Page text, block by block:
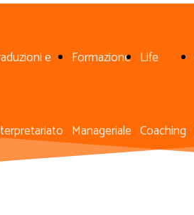
e Formazione
Manageriale
Life
Coaching